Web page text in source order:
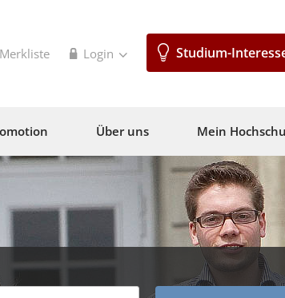
Über uns Mein
Merkliste Login Studium-